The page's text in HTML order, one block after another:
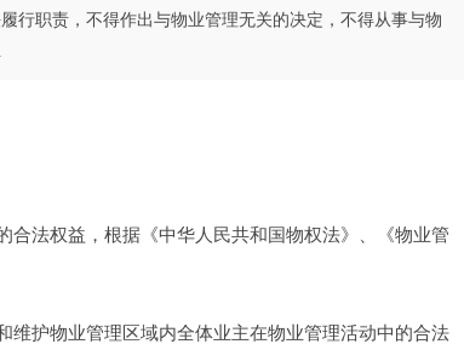
职责，不得作出与物业管理无关的决定，不得从事与物
法权益，根据《中华人民共和国物权法》、《物业管
护物业管理区域内全体业主在物业管理活动中的合法